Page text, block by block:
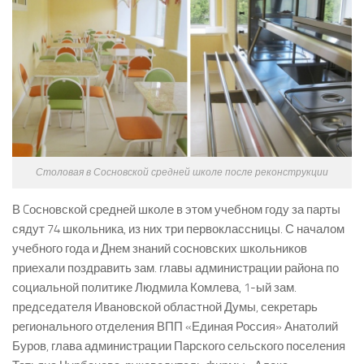
Столовая в Сосновской средней школе после реконструкции
В Cосновской средней школе в этом учебном году за парты
сядут 74 школьника, из них три первоклассницы. С началом
учебного года и Днем знаний сосновских школьников
приехали поздравить зам. главы администрации района по
социальной политике Людмила Комлева, 1-ый зам.
председателя Ивановской областной Думы, секретарь
регионального отделения ВПП «Единая Россия» Анатолий
Буров, глава администрации Парского сельского поселения